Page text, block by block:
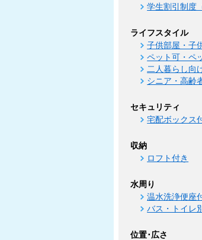
学生割引制度
ライフスタイル
子供部屋・子
ペット可・ペ
二人暮らし向
シニア・高齢
セキュリティ
宅配ボックス
収納
ロフト付き
水周り
温水洗浄便座
バス・トイレ
位置･広さ